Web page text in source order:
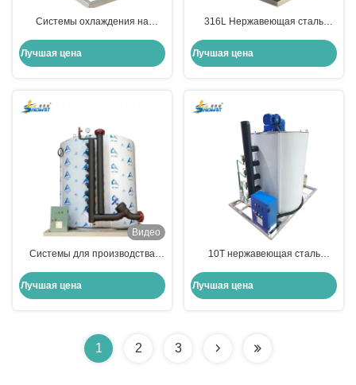
Системы охлаждения на
стали на 35 тонн
Лучшая цена
316L Нержавеющая сталь
испарительная машина
Промышленная ледочная
Лучшая цена
Видео
Системы для производства
тонн LG PLC
Лучшая цена
10Т нержавеющая сталь
коммерческие ледовые
Лучшая цена
1 2 3